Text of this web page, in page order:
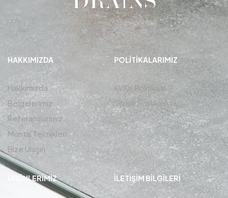
HAKKIMIZDA
Hakkımızda
Belgelerimiz
Referanslarımız
Montaj Teknikleri
Bize Ulaşın
POLITIKALARIMIZ
KVKK Politikası
Gizlilik Politikası
ÜRÜNLERIMIZ İLETIŞIM BİLGİLERİ